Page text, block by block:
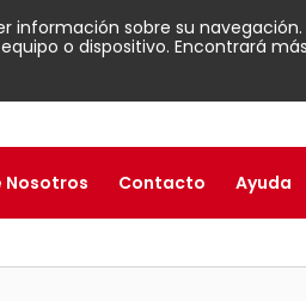
información sobre su navegación.
o dispositivo. Encontrará más
Ayuda
Contacto
Nosotros